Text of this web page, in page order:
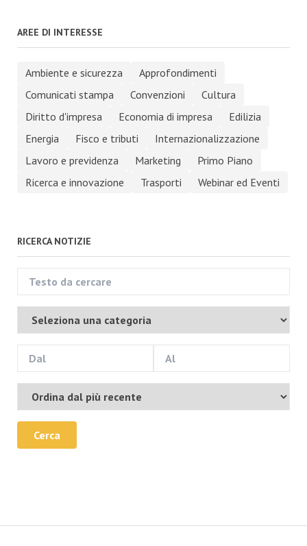
AREE DI INTERESSE
Ambiente e sicurezza
Approfondimenti
Comunicati stampa
Convenzioni
Cultura
Diritto d'impresa
Economia di impresa
Edilizia
Energia
Fisco e tributi
Internazionalizzazione
Lavoro e previdenza
Marketing
Primo Piano
Ricerca e innovazione
Trasporti Webinar ed Eventi
RICERCA NOTIZIE
Cerca